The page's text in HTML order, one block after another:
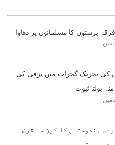
پرستوں کا مسلمانوں پر دھاوا
کی تحریک:گجرات میں ترقی کی
بولتا ثبوت
ہندوستان کا کون سا قرض